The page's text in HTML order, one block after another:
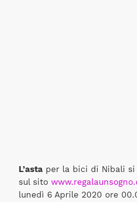
L’astaper la bici di Nibali si
sul sito
lunedì 6 Aprile 2020 ore